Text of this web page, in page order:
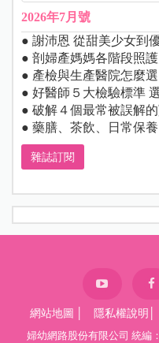
2026年7月號
● 謝沛恩 從甜美少女到
● 剖婦產媽媽各階段照
● 產檢與生產醫院怎麼選
● 好醫師５大檢驗標準
● 破解４個最常被誤解
● 藥膳、茶飲、日常保
雜誌訂閱
網站地圖 隱私權說明
婦幼網路股份有限公司 統編